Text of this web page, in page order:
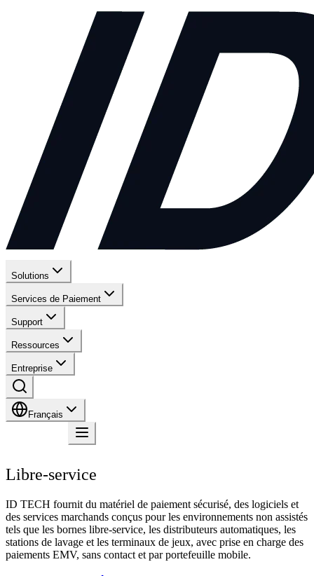
Solutions
Services de Paiement
Support
Ressources
Entreprise
Français
Libre-service
ID TECH fournit du matériel de paiement sécurisé, des logiciels et
des services marchands conçus pour les environnements non assistés
tels que les bornes libre-service, les distributeurs automatiques, les
stations de lavage et les terminaux de jeux, avec prise en charge des
paiements EMV, sans contact et par portefeuille mobile.